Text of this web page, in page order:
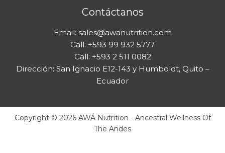
Contáctanos
Email: sales@awanutrition.com
Call: +593 99 932 5777
Call: +593 2 511 0082
Dirección: San Ignacio E12-143 y Humboldt, Quito –
Ecuador
Copyright © 2026 AWÁ Nutrition - Ancestral Wellness Of
The Andes